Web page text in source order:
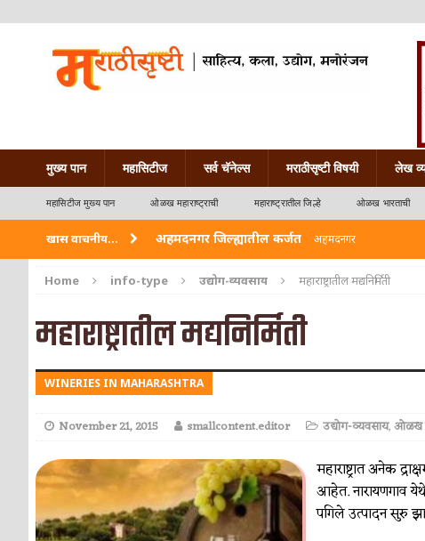
मुख्य पान महासिटीज सर्व चॅनेल्स मराठीसृष्टी विषयी लेख
महासिटीज मुख्य पान ओळख महाराष्ट्राची महाराष्ट्रातील जिल्हे ओळख भारताची
खास वाचनीय... अहमदनगर जिल्ह्यातील कर्जत अहमदनगर
विदर्भ जिल्हयातील मुख्यालय अकोला अकोला
अहमदपूर – लातूर जिल्ह्यातील महत्त्वाचे शहर
सोलापूर जिल्ह्यातील अकलूज
गडचिरोली जिल्ह्यातील आदिवासींचे ‘ढोल’ नृत्य
Home info-type उद्योग-व्यवसाय महाराष्ट्रातील मद्यनिर्मिती
महाराष्ट्रातील मद्यनिर्मिती
WINERIES IN MAHARASHTRA
November 21, 2015 smallcontent.editor उद्योग-व्यवसाय,ओळख
महाराष्ट्रात अनेक
आहेत. नारायणगाव
पगिले उत्पादन सुरु